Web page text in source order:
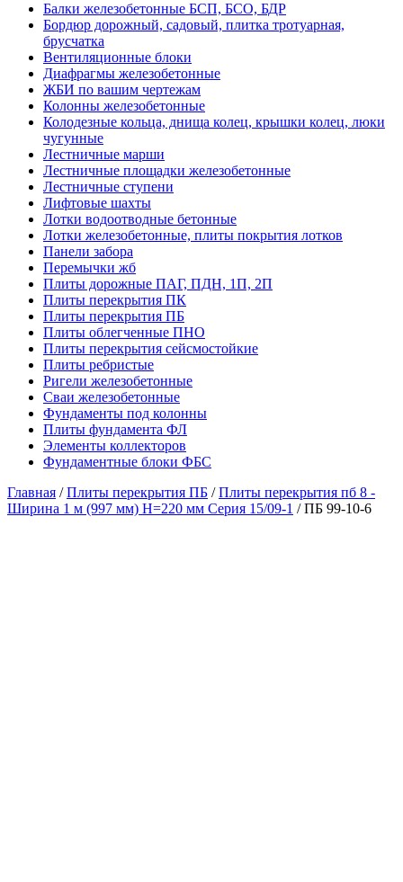
Балки железобетонные БСП, БСО, БДР
Бордюр дорожный, садовый, плитка тротуарная,
брусчатка
Вентиляционные блоки
Диафрагмы железобетонные
ЖБИ по вашим чертежам
Колонны железобетонные
Колодезные кольца, днища колец, крышки колец, люки
чугунные
Лестничные марши
Лестничные площадки железобетонные
Лестничные ступени
Лифтовые шахты
Лотки водоотводные бетонные
Лотки железобетонные, плиты покрытия лотков
Панели забора
Перемычки жб
Плиты дорожные ПАГ, ПДН, 1П, 2П
Плиты перекрытия ПК
Плиты перекрытия ПБ
Плиты облегченные ПНО
Плиты перекрытия сейсмостойкие
Плиты ребристые
Ригели железобетонные
Сваи железобетонные
Фундаменты под колонны
Плиты фундамента ФЛ
Элементы коллекторов
Фундаментные блоки ФБС
Главная /Плиты перекрытия ПБ /Плиты перекрытия пб 8 -
Ширина 1 м (997 мм) H=220 мм Серия 15/09-1 / ПБ 99-10-6